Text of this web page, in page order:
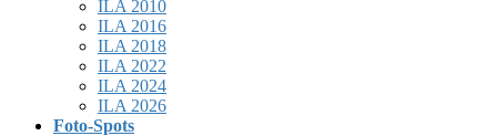
ILA 2010
ILA 2016
ILA 2018
ILA 2022
ILA 2024
ILA 2026
Foto-Spots